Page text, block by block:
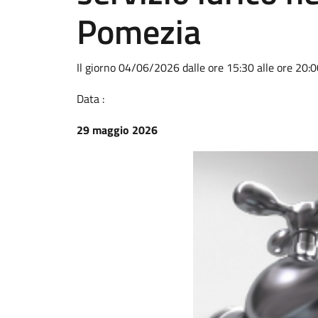
Pomezia
Il giorno 04/06/2026 dalle ore 15:30 alle ore
Data :
29 maggio 2026